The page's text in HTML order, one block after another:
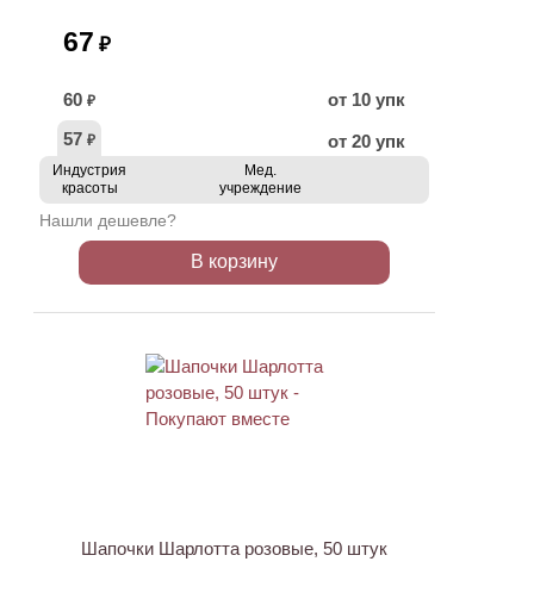
67 ₽
60 ₽
от 10 упк
57 ₽ от 20 упк
Индустрия
красоты
Мед.
учреждение
Нашли дешевле?
В корзину
Шапочки Шарлотта розовые, 50 штук